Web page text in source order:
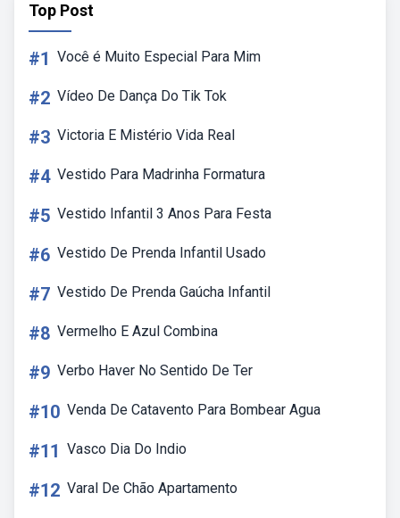
Top Post
#1 Você é Muito Especial Para Mim
#2 Vídeo De Dança Do Tik Tok
#3 Victoria E Mistério Vida Real
#4 Vestido Para Madrinha Formatura
#5 Vestido Infantil 3 Anos Para Festa
#6 Vestido De Prenda Infantil Usado
#7 Vestido De Prenda Gaúcha Infantil
#8 Vermelho E Azul Combina
#9 Verbo Haver No Sentido De Ter
#10 Venda De Catavento Para Bombear Agua
#11 Vasco Dia Do Indio
#12 Varal De Chão Apartamento